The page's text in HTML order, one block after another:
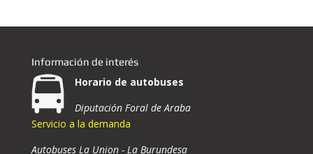
Información de interés
Horario de autobuses
Diputación Foral de Araba
Servicio a la demanda
Autobuses La Union - La Burundesa